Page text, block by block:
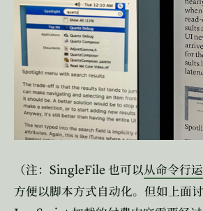
（注： SingleFile也可以从命令行
方便以脚本方式自动化。但如上面